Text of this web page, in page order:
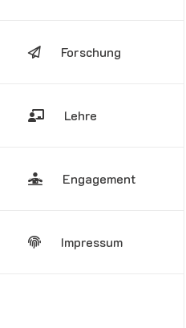
Forschung
Lehre
Engagement
Impressum